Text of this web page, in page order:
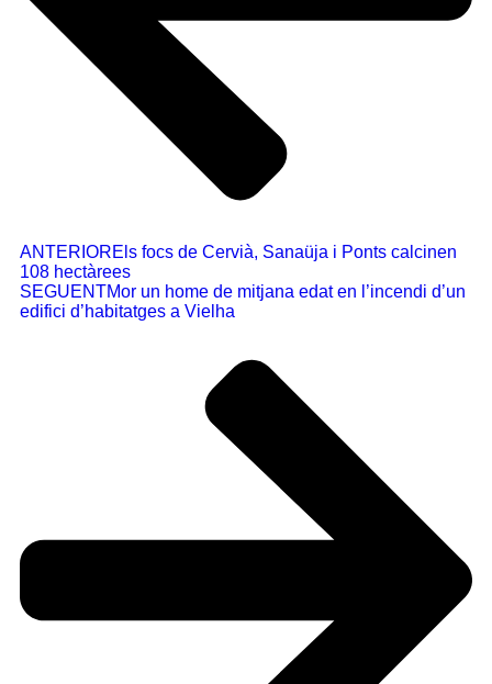
ANTERIOREls focs de Cervià, Sanaüja i Ponts calcinen
108 hectàrees
SEGUENTMor un home de mitjana edat en l’incendi d’un
edifici d’habitatges a Vielha